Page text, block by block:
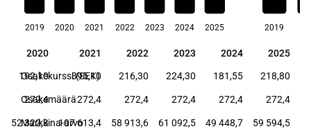
2019 2020 2021 2022 2023 2024 2025 2019
2020 2021 2022 2023 2024 2025
2020 2021 2022 2023 2024 2025
Osakekurssi (SEK)
192,10 395,10 216,30 224,30 181,55 218,80
Osakemäärä
272,4 272,4 272,4 272,4 272,4 272,4
Markkina-arvo
52 322,3 107 613,4 58 913,6 61 092,5 49 448,7 59 594,5